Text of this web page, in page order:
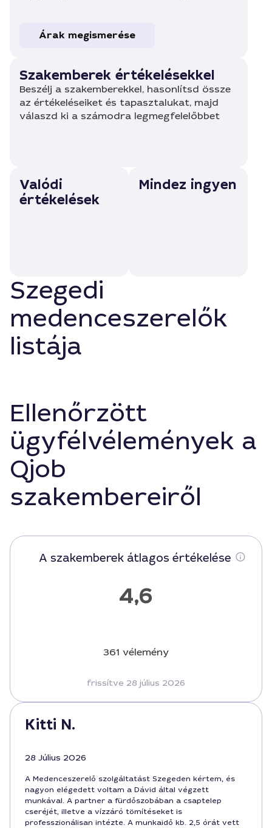
Árak megismerése
Szakemberek értékelésekkel
Beszélj a szakemberekkel, hasonlítsd össze
az értékeléseiket és tapasztalukat, majd
válaszd ki a számodra legmegfelelőbbet
Valódi
értékelések
Mindez ingyen
Szegedi
medenceszerelők
listája
Ellenőrzött
ügyfélvélemények a
Qjob
szakembereiről
A szakemberek átlagos értékelése
4,6
361 vélemény
frissítve 28 július 2026
Kitti N.
28 Július 2026
A Medenceszerelő szolgáltatást Szegeden kértem, és
nagyon elégedett voltam a Dávid által végzett
munkával. A partner a fürdőszobában a csaptelep
cseréjét, illetve a vízzáró tömítéseket is
professzionálisan intézte. A munkaidő kb. 2,5 órát vett